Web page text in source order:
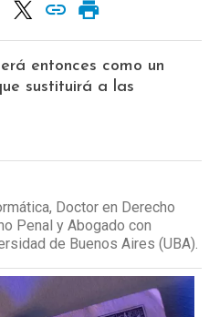
entonces como un
sustituirá a las
Doctor en Derecho
Penal y Abogado con
de Buenos Aires (UBA).